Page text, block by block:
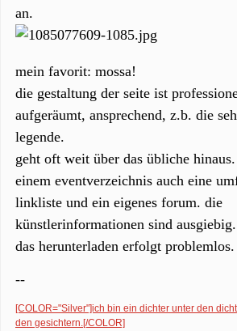
an.
mein favorit: mossa!
die gestaltung der seite ist
aufgeräumt, ansprechend, z.b. die
legende.
geht oft weit über das übliche
einem eventverzeichnis auch eine
linkliste und ein eigenes forum. die
künstlerinformationen sind ausgiebig.
das herunterladen erfolgt problemlos.
--
[COLOR="Silver"]ich bin ein dichter unter den
den gesichtern.[/COLOR]